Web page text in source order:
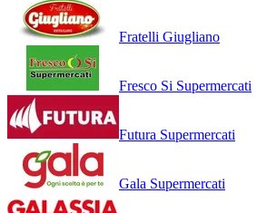
Fratelli Giugliano
Fresco Si Supermercati
Futura Supermercati
Gala Supermercati